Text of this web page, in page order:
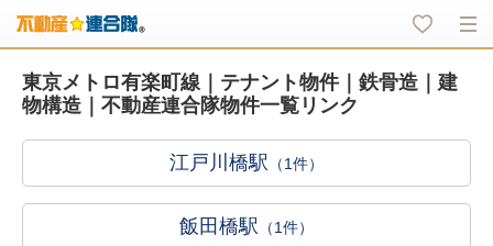
東京メトロ有楽町線｜テナント物件｜鉄骨造｜建
物構造｜不動産連合隊物件一覧リンク
江戸川橋駅 （1件）
飯田橋駅 （1件）